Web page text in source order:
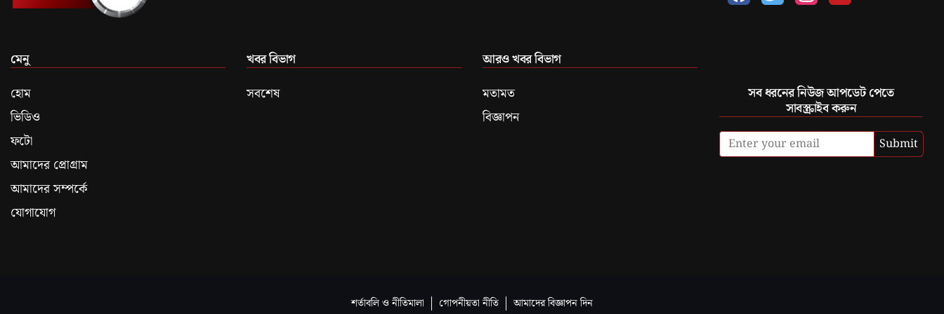
মেনু
হোম
ভিডিও
ফটো
আমাদের প্রোগ্রাম
আমাদের সম্পর্কে
যোগাযোগ
খবর বিভাগ
সবশেষ
আরও খবর বিভাগ
মতামত
বিজ্ঞাপন
সব ধরনের নিউজ আপডেট পেতে
সাবস্ক্রাইব করুন
Submit
শর্তাবলি ও নীতিমালা গোপনীয়তা নীতি আমাদের বিজ্ঞাপন দিন